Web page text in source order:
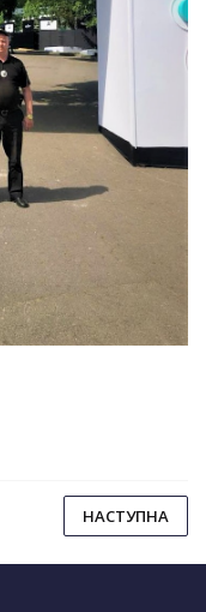
НАСТУПНА